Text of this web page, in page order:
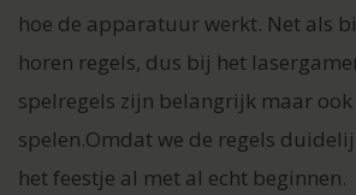
hoe de apparatuur werkt. Net als
horen regels, dus bij het
spelregels zijn belangrijk maar
spelen.Omdat we de regels
het feestje al met al echt beginnen.